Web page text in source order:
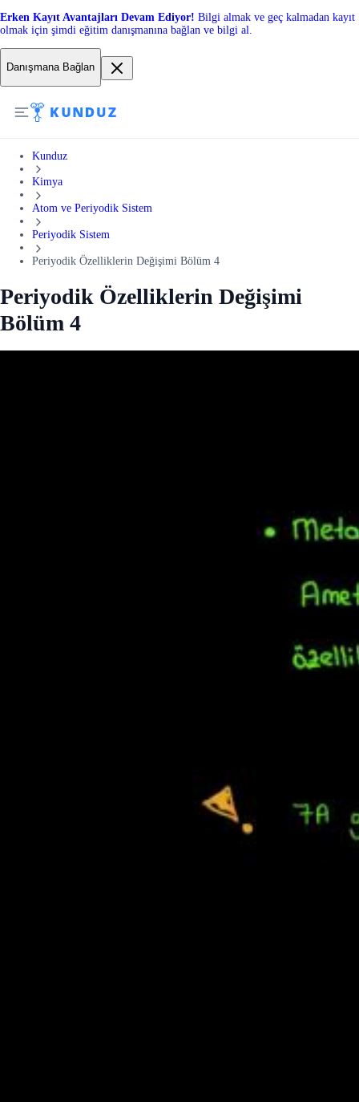
Erken Kayıt Avantajları Devam Ediyor! Bilgi almak ve geç kalmadan kayıt
olmak için şimdi eğitim danışmanına bağlan ve bilgi al.
Danışmana Bağlan
Kunduz
Kimya
Atom ve Periyodik Sistem
Periyodik Sistem
Periyodik Özelliklerin Değişimi Bölüm 4
Periyodik Özelliklerin Değişimi
Bölüm 4